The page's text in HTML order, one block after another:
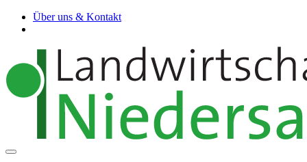
Über uns & Kontakt